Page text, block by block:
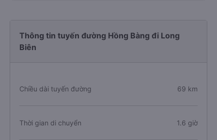
Thông tin tuyến đường Hồng Bàng đi Long
Biên
Chiều dài tuyến đường 69 km
Thời gian di chuyển 1.6 giờ